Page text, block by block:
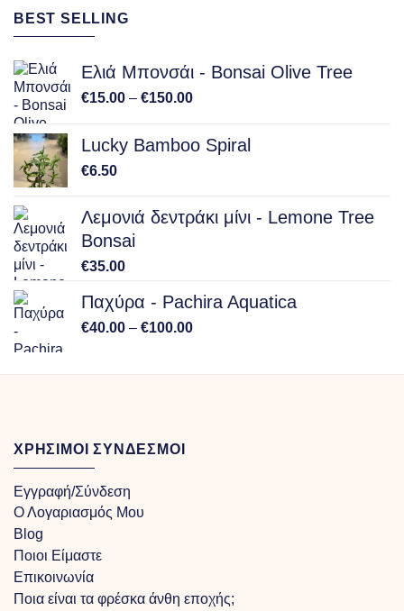
BEST SELLING
Ελιά Μπονσάι - Bonsai Olive Tree
€15.00 – €150.00Price
€15.00
through
Lucky Bamboo Spiral
€6.50
Λεμονιά δεντράκι μίνι - Lemone Tree
Bonsai
€35.00
Παχύρα - Pachira Aquatica
€40.00 – €100.00Price
ΧΡΗΣΙΜΟΙ ΣΥΝΔΕΣΜΟΙ
Εγγραφή/Σύνδεση
Ο Λογαριασμός Μου
Blog
Ποιοι Είμαστε
Επικοινωνία
Ποια είναι τα φρέσκα άνθη εποχής;